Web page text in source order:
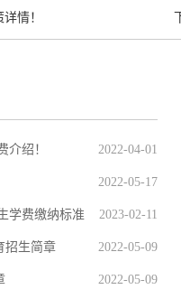
情！
2022-04-01
介绍！
2022-05-17
2023-02-11
学费缴纳标准
2022-05-09
招生简章
2022-05-09